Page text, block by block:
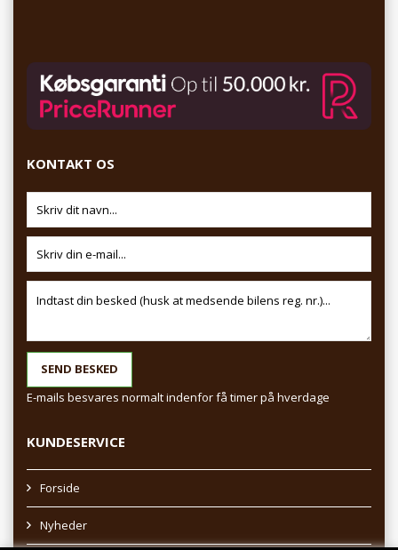
KONTAKT OS
E-mails besvares normalt indenfor få timer på hverdage
KUNDESERVICE
Forside
Nyheder